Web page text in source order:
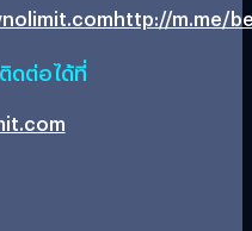
http://m.me/
ดต่อได้ที่